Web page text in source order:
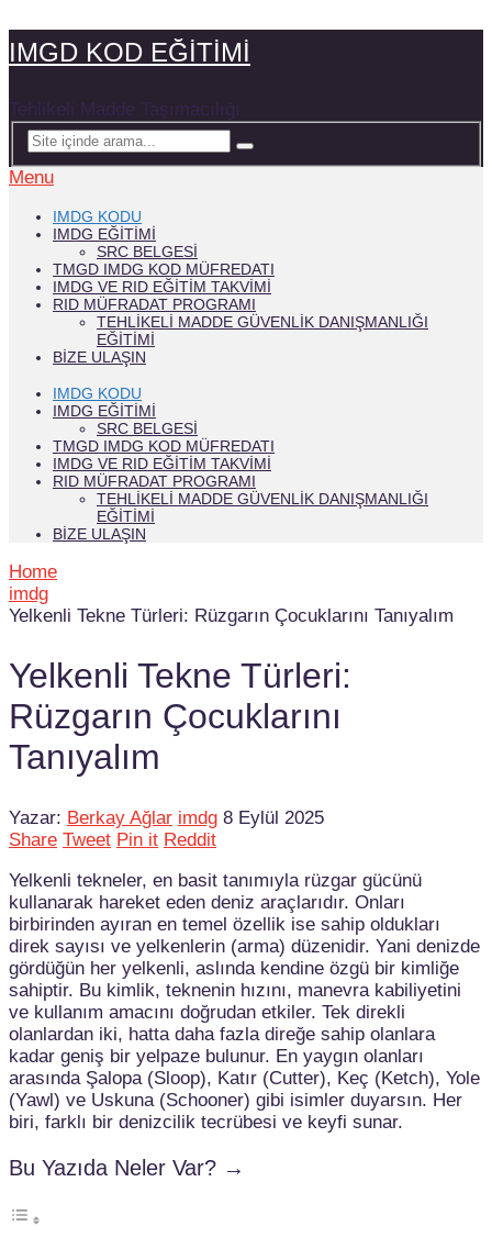
IMGD KOD EĞİTİMİ
Tehlikeli Madde Taşımacılığı
Menu
IMDG KODU
IMDG EĞITIMI
SRC BELGESI
TMGD IMDG KOD MÜFREDATI
IMDG VE RID EĞİTİM TAKVİMİ
RID MÜFRADAT PROGRAMI
TEHLIKELI MADDE GÜVENLIK DANIŞMANLIĞI
EĞITIMI
BIZE ULAŞIN
IMDG KODU
IMDG EĞITIMI
SRC BELGESI
TMGD IMDG KOD MÜFREDATI
IMDG VE RID EĞİTİM TAKVİMİ
RID MÜFRADAT PROGRAMI
TEHLIKELI MADDE GÜVENLIK DANIŞMANLIĞI
EĞITIMI
BIZE ULAŞIN
Home
imdg
Yelkenli Tekne Türleri: Rüzgarın Çocuklarını Tanıyalım
Yelkenli Tekne Türleri:
Rüzgarın Çocuklarını
Tanıyalım
Yazar: Berkay Ağlar imdg 8 Eylül 2025
Share Tweet Pin it Reddit
Yelkenli tekneler, en basit tanımıyla rüzgar gücünü
kullanarak hareket eden deniz araçlarıdır. Onları
birbirinden ayıran en temel özellik ise sahip oldukları
direk sayısı ve yelkenlerin (arma) düzenidir. Yani denizde
gördüğün her yelkenli, aslında kendine özgü bir kimliğe
sahiptir. Bu kimlik, teknenin hızını, manevra kabiliyetini
ve kullanım amacını doğrudan etkiler. Tek direkli
olanlardan iki, hatta daha fazla direğe sahip olanlara
kadar geniş bir yelpaze bulunur. En yaygın olanları
arasında Şalopa (Sloop), Katır (Cutter), Keç (Ketch), Yole
(Yawl) ve Uskuna (Schooner) gibi isimler duyarsın. Her
biri, farklı bir denizcilik tecrübesi ve keyfi sunar.
Bu Yazıda Neler Var? →